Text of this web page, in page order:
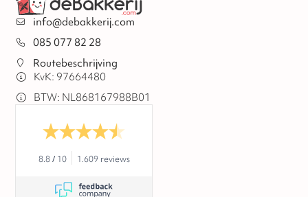
info@debakkerij.com
085 077 82 28
Routebeschrijving
KvK: 97664480
BTW: NL868167988B01
8.8/ 10 1.609 reviews